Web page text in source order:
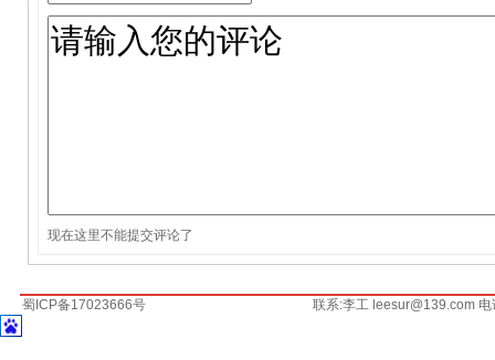
现在这里不能提交评论了
蜀ICP备17023666号 联系:李工 leesur@139.com